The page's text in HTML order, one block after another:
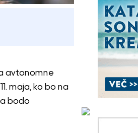
avtonomne
maja, ko bo na
bodo